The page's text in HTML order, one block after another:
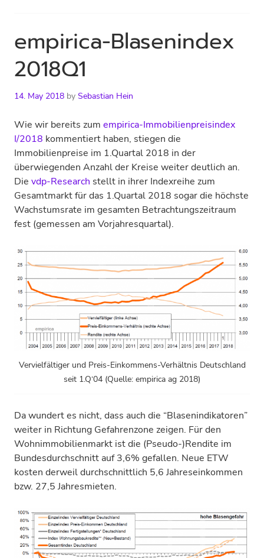
empirica-Blasenindex
2018Q1
14. May 2018 by Sebastian Hein
Wie wir bereits zum empirica-Immobilienpreisindex
I/2018 kommentiert haben, stiegen die
Immobilienpreise im 1.Quartal 2018 in der
überwiegenden Anzahl der Kreise weiter deutlich an.
Die vdp-Research stellt in ihrer Indexreihe zum
Gesamtmarkt für das 1.Quartal 2018 sogar die höchste
Wachstumsrate im gesamten Betrachtungszeitraum
fest (gemessen am Vorjahresquartal).
Vervielfältiger und Preis-Einkommens-Verhältnis Deutschland
seit 1.Q‘04 (Quelle: empirica ag 2018)
Da wundert es nicht, dass auch die “Blasenindikatoren”
weiter in Richtung Gefahrenzone zeigen. Für den
Wohnimmobilienmarkt ist die (Pseudo-)Rendite im
Bundesdurchschnitt auf 3,6% gefallen. Neue ETW
kosten derweil durchschnittlich 5,6 Jahreseinkommen
bzw. 27,5 Jahresmieten.